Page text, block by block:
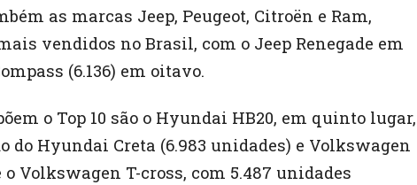
as marcas Jeep, Peugeot, Citroën e Ram,
vendidos no Brasil, com o Jeep Renegade em
(6.136) em oitavo.
o Top 10 são o Hyundai HB20, em quinto lugar,
do Hyundai Creta (6.983 unidades) e Volkswagen
Volkswagen T-cross, com 5.487 unidades